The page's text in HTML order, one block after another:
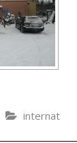
internat